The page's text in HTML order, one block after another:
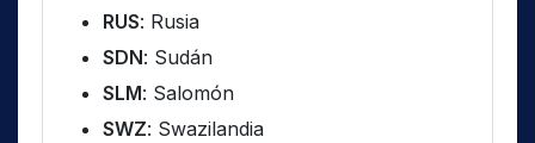
RUS: Rusia
SDN: Sudán
SLM: Salomón
SWZ: Swazilandia